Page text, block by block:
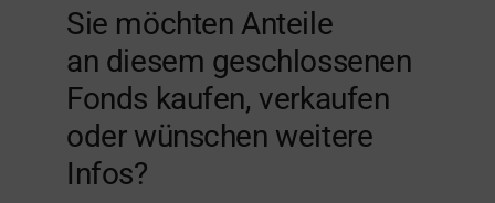
Sie möchten Anteile
an diesem geschlossenen
Fonds kaufen, verkaufen
oder wünschen weitere
Infos?